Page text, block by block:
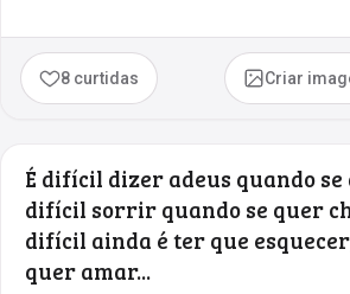
8 curtidas Criar
É difícil dizer adeus quando se
difícil sorrir quando se quer
difícil ainda é ter que
quer amar...